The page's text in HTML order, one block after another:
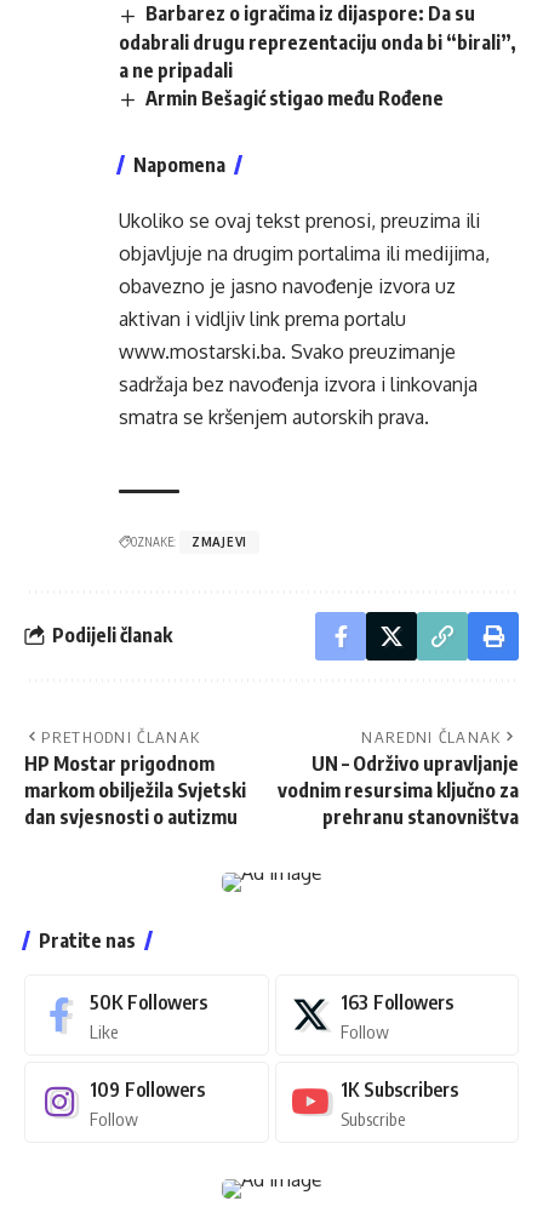
Barbarez o igračima iz dijaspore: Da su
odabrali drugu reprezentaciju onda bi “birali”,
a ne pripadali
Armin Bešagić stigao među Rođene
Napomena
Ukoliko se ovaj tekst prenosi, preuzima ili
objavljuje na drugim portalima ili medijima,
obavezno je jasno navođenje izvora uz
aktivan i vidljiv link prema portalu
www.mostarski.ba. Svako preuzimanje
sadržaja bez navođenja izvora i linkovanja
smatra se kršenjem autorskih prava.
OZNAKE: ZMAJEVI
Podijeli članak
PRETHODNI ČLANAK
HP Mostar prigodnom
markom obilježila Svjetski
dan svjesnosti o autizmu
NAREDNI ČLANAK
UN – Održivo upravljanje
vodnim resursima ključno za
prehranu stanovništva
Pratite nas
50K Followers
Like
163 Followers
Follow
109 Followers
Follow
1K Subscribers
Subscribe